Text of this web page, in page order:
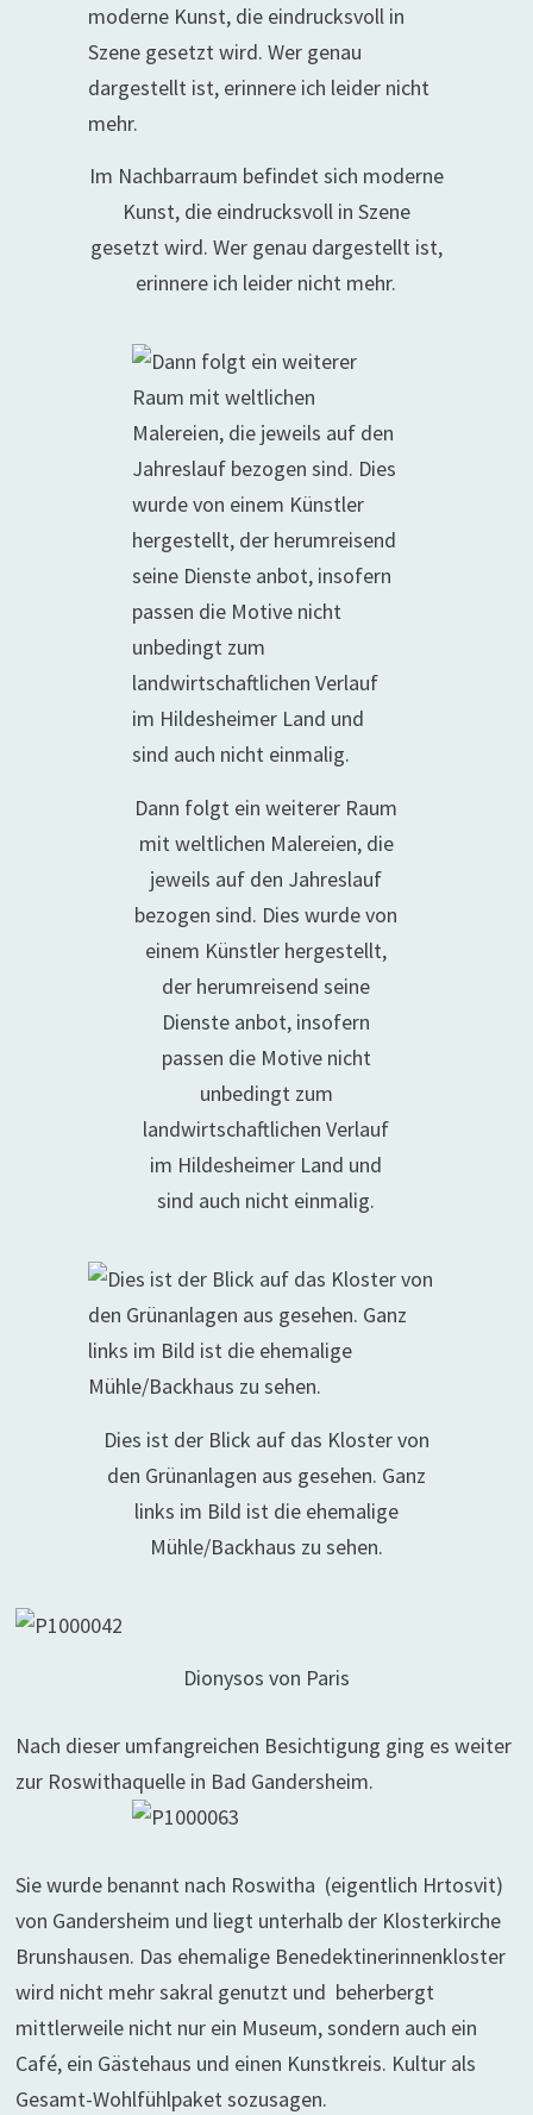
Im Nachbarraum befindet sich moderne
Kunst, die eindrucksvoll in Szene
gesetzt wird. Wer genau dargestellt ist,
erinnere ich leider nicht mehr.
Dann folgt ein weiterer Raum
mit weltlichen Malereien, die
jeweils auf den Jahreslauf
bezogen sind. Dies wurde von
einem Künstler hergestellt,
der herumreisend seine
Dienste anbot, insofern
passen die Motive nicht
unbedingt zum
landwirtschaftlichen Verlauf
im Hildesheimer Land und
sind auch nicht einmalig.
Dies ist der Blick auf das Kloster von
den Grünanlagen aus gesehen. Ganz
links im Bild ist die ehemalige
Mühle/Backhaus zu sehen.
Dionysos von Paris
Nach dieser umfangreichen Besichtigung ging es weiter
zur Roswithaquelle in Bad Gandersheim.
Sie wurde benannt nach Roswitha (eigentlich Hrtosvit)
von Gandersheim und liegt unterhalb der Klosterkirche
Brunshausen. Das ehemalige Benedektinerinnenkloster
wird nicht mehr sakral genutzt und beherbergt
mittlerweile nicht nur ein Museum, sondern auch ein
Café, ein Gästehaus und einen Kunstkreis. Kultur als
Gesamt-Wohlfühlpaket sozusagen.